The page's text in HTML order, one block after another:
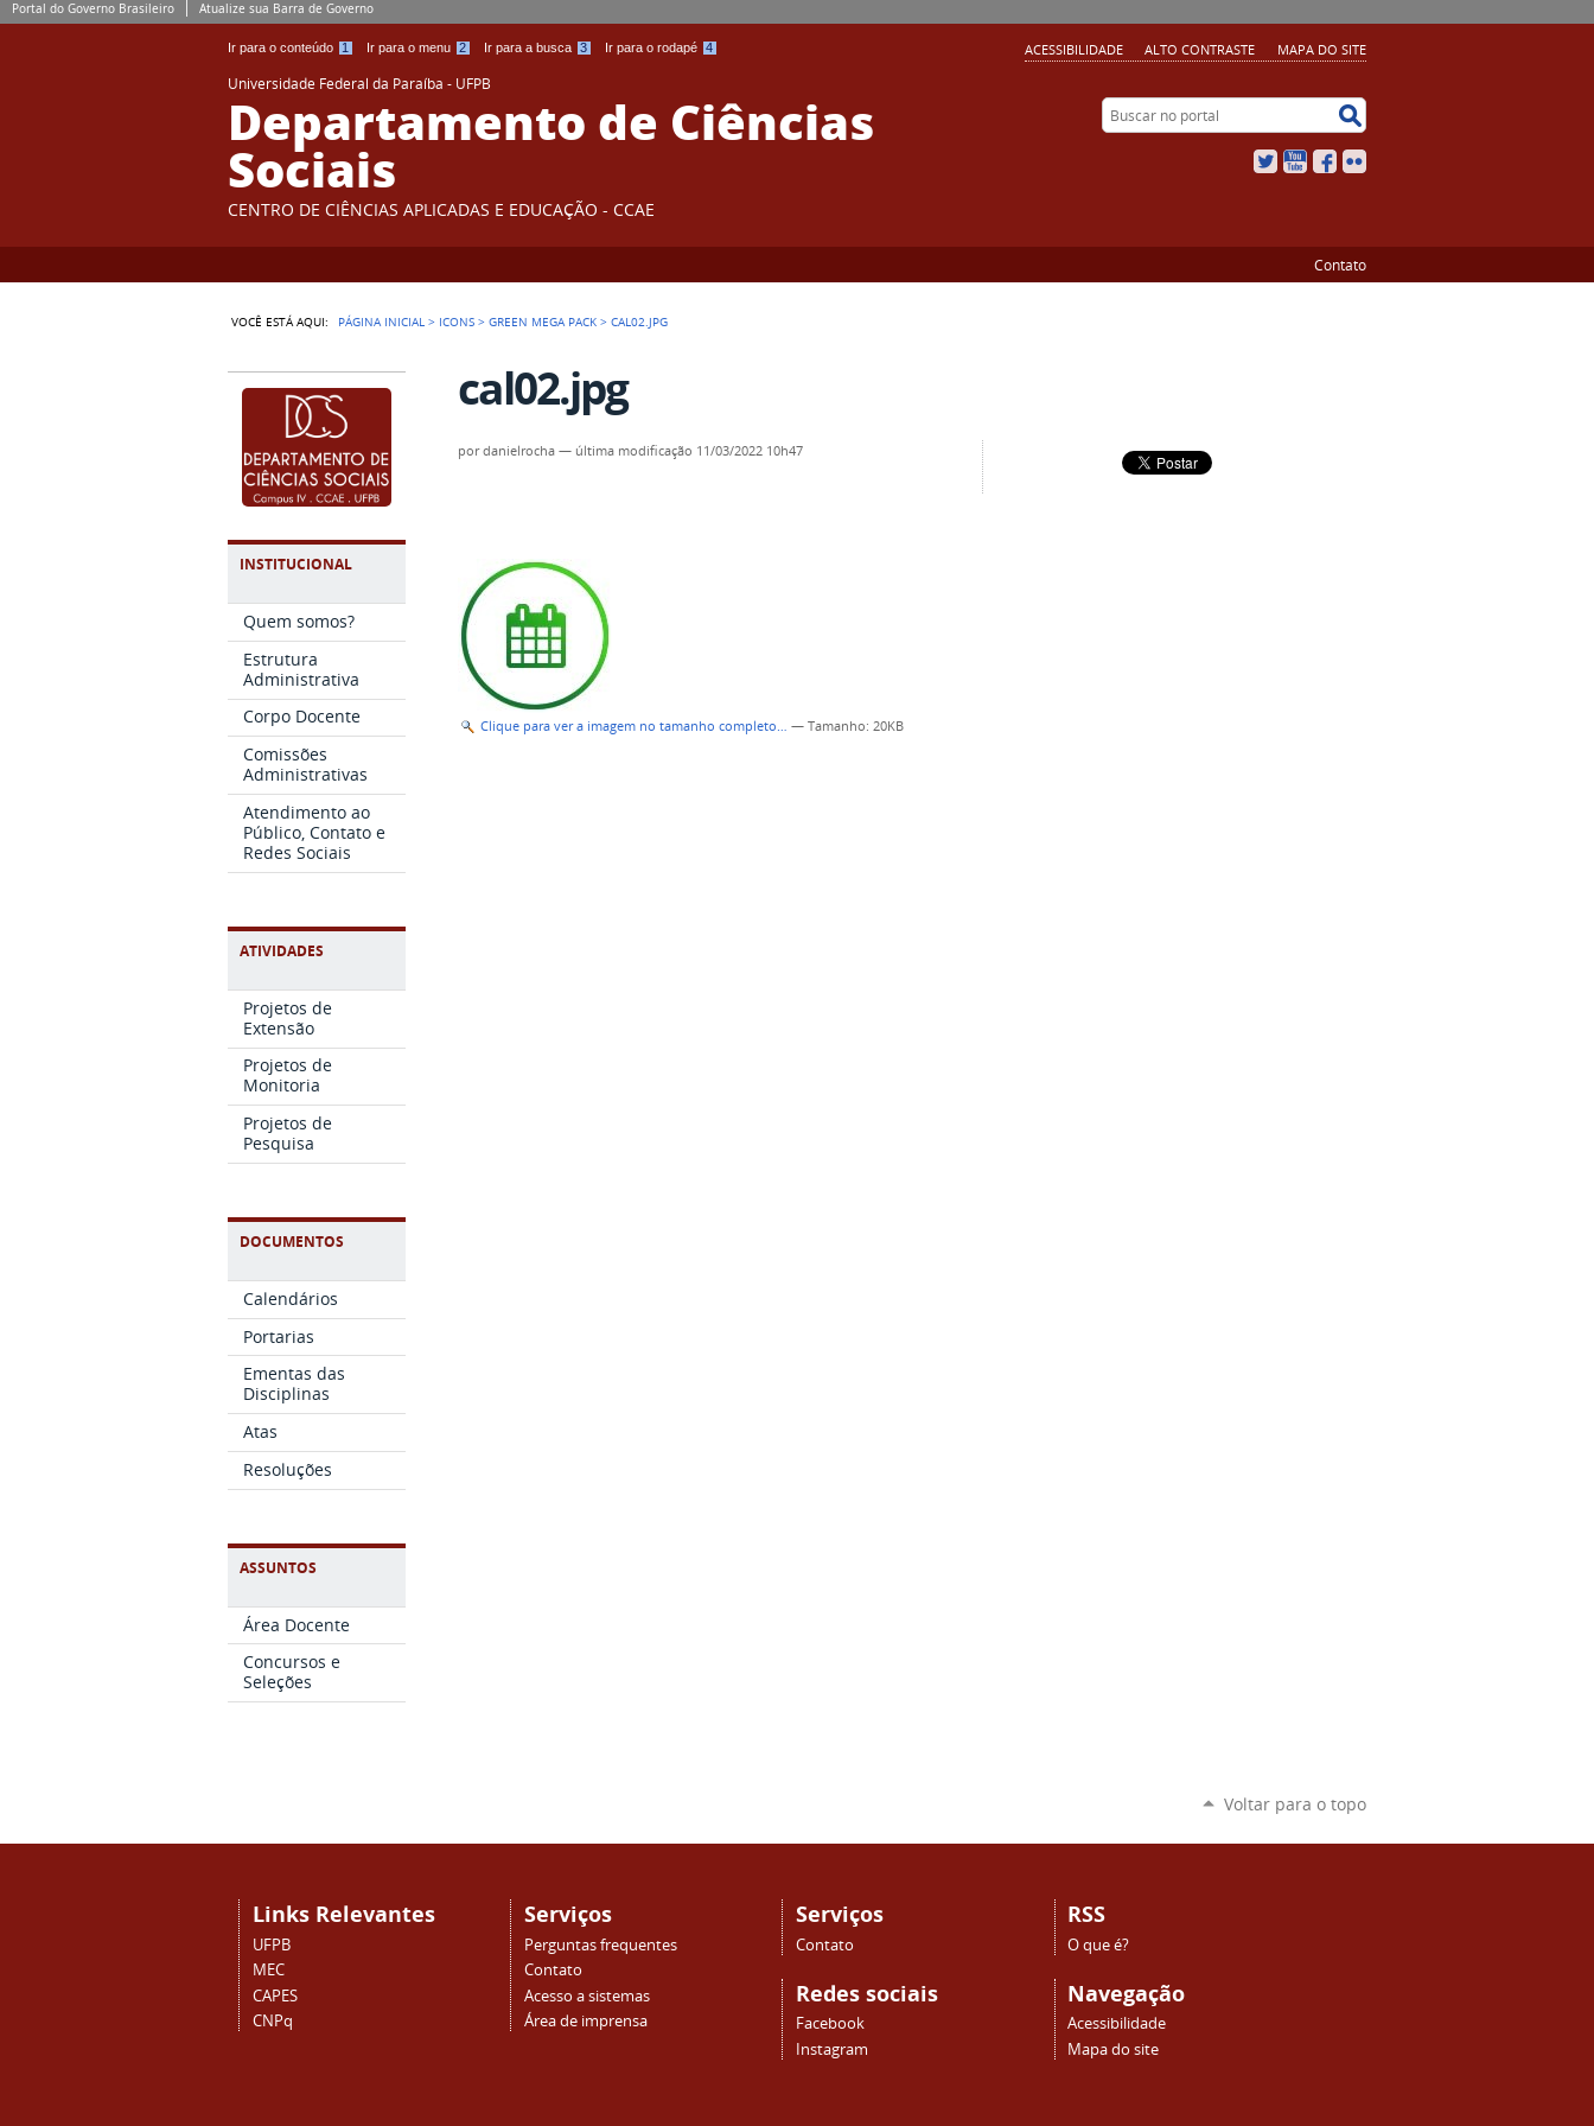
Portal do Governo Brasileiro Atualize sua Barra de Governo
Ir para o conteúdo 1 Ir para o menu 2 Ir para a busca 3 Ir para o rodapé 4 ACESSIBILIDADE ALTO CONTRASTE MAPA DO SITE
Universidade Federal da Paraíba - UFPB
Departamento de Ciências
Sociais
CENTRO DE CIÊNCIAS APLICADAS E EDUCAÇÃO - CCAE
Buscar no portal
TwitterYouTubeFacebook
Contato
VOCÊ ESTÁ AQUI: PÁGINA INICIAL > ICONS >GREEN MEGA PACK >CAL02.JPG
INSTITUCIONAL
Quem somos?
Estrutura
Administrativa
Corpo Docente
Comissões
Administrativas
Atendimento ao
Público, Contato e
Redes Sociais
ATIVIDADES
Projetos de
Extensão
Projetos de
Monitoria
Projetos de
Pesquisa
DOCUMENTOS
Calendários
Portarias
Ementas das
Disciplinas
Atas
Resoluções
ASSUNTOS
Área Docente
Concursos e
Seleções
cal02.jpg
pordanielrocha — última modificação 11/03/2022 10h47
Clique para ver a imagem no tamanho completo… —Tamanho: 20KB
Voltar para o topo
Links Relevantes
UFPB
MEC
CAPES
CNPq
Serviços
Perguntas frequentes
Contato
Acesso a sistemas
Área de imprensa
Serviços
Contato
Redes sociais
Facebook
Instagram
RSS
O que é?
Navegação
Acessibilidade
Mapa do site